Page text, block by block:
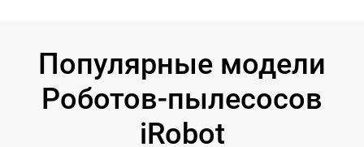
Популярные модели
Роботов-пылесосов
iRobot